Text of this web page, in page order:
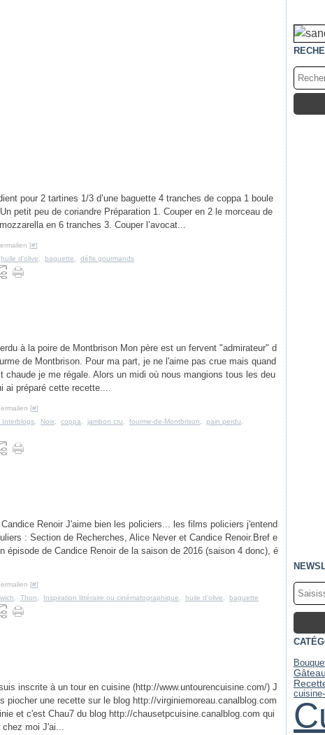
pour 2 tartines 1/3 d’une baguette 4 tranches de coppa 1 boule
petit peu de coriandre Préparation 1. Couper en 2 le morceau de
en 6 tranches 3. Couper l’avocat...
[#]
huile d'olive baguette défis gourmands
à la poire de Montbrison Mon père est un fervent "admirateur" d
de Montbrison. Pour ma part, je ne l'aime pas crue mais quand
chaude je me régale. Alors un midi où nous mangions tous les deu
ai préparé cette recette....
[#]
Interblogs Noix coppa jambon cru fourme-de-Montbrison pain perdu
Renoir J'aime bien les policiers... les films policiers j'entend
: Section de Recherches, Alice Never et Candice Renoir.Bref e
épisode de Candice Renoir de la saison de 2016 (saison 4 donc), é
[#]
Thon Inspiration littéraire ou cinématographique huile d'olive baguette
inscrite à un tour en cuisine (http://www.untourencuisine.com/) J
piocher une recette sur le blog http://virginiemoreau.canalblog.com
et c'est Chau7 du blog http://chausetpcuisine.canalblog.com qui
chez moi J'ai...